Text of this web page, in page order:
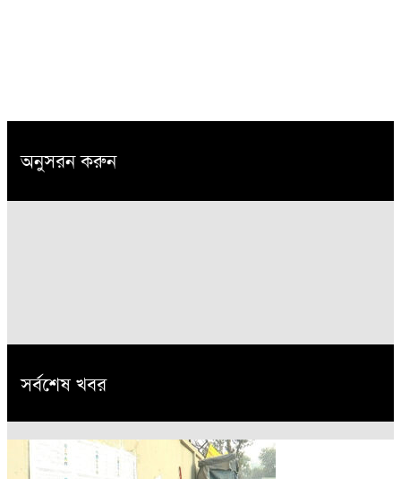
অনুসরন করুন
সর্বশেষ খবর